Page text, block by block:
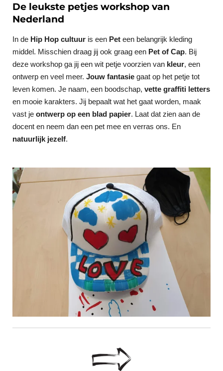
De leukste petjes workshop van
Nederland
In de Hip Hop cultuur is een Pet een belangrijk kleding
middel. Misschien draag jij ook graag een Pet of Cap. Bij
deze workshop ga jij een wit petje voorzien van kleur, een
ontwerp en veel meer. Jouw fantasie gaat op het petje tot
leven komen. Je naam, een boodschap, vette graffiti letters
en mooie karakters. Jij bepaalt wat het gaat worden, maak
vast je ontwerp op een blad papier. Laat dat zien aan de
docent en neem dan een pet mee en verras ons. En
natuurlijk jezelf.